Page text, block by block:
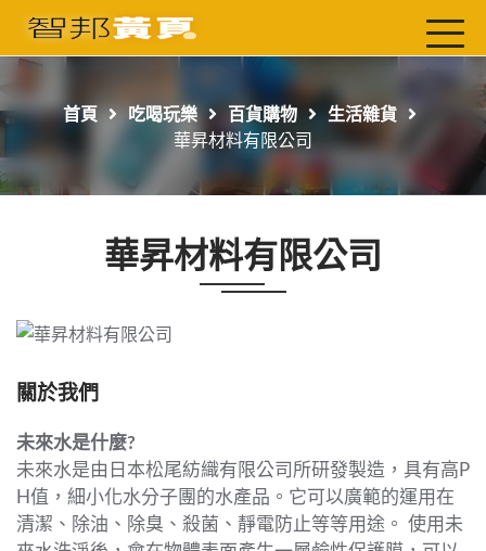
首頁
工商服務
首頁 吃喝玩樂 百貨購物
生活雜貨
華昇材料有限公司
華昇材料有限公司
關於我們
未來水是什麼?
未來水是由日本松尾紡織有限公司所研發製造，具有高P
H值，細小化水分子團的水產品。它可以廣範的運用在
清潔、除油、除臭、殺菌、靜電防止等等用途。 使用未